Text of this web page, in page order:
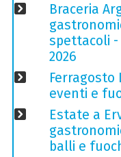
Braceria
spettacoli -
2026
Ferragosto
eventi e
Estate a
balli e